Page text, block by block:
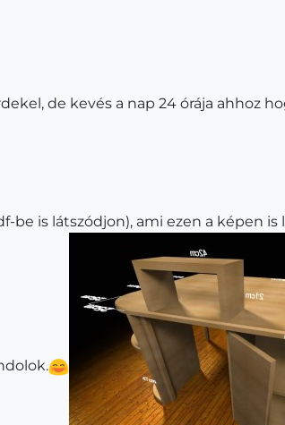
de kevés a nap 24 órája ahhoz
is látszódjon), ami ezen a képen